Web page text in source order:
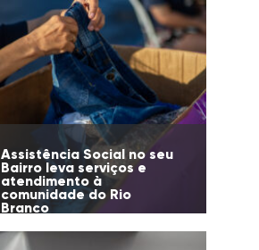
Assistência Social no seu
Bairro leva serviços e
atendimento à
comunidade do Rio
Branco